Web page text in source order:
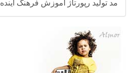
مد تولید رپورتاژ آموزش فرهنگ آینده